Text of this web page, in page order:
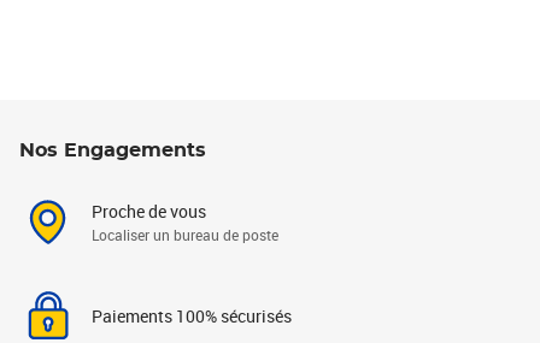
Nos Engagements
Proche de vous
Localiser un bureau de poste
Paiements 100% sécurisés